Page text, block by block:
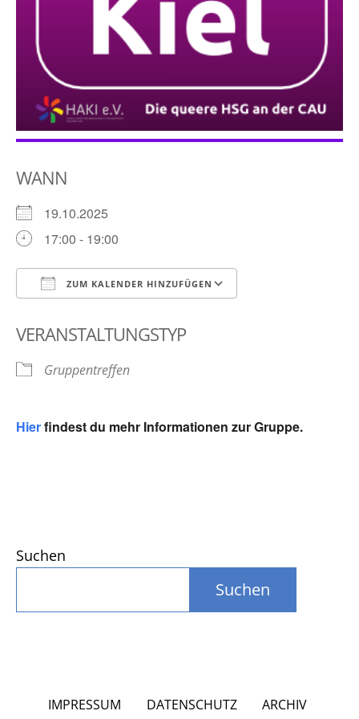
WANN
19.10.2025
17:00 - 19:00
ZUM KALENDER HINZUFÜGEN
VERANSTALTUNGSTYP
Gruppentreffen
Hierfindest du mehr Informationen zur Gruppe.
Suchen
Suchen
IMPRESSUM DATENSCHUTZ ARCHIV